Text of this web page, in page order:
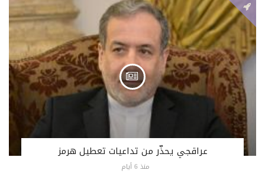
عراقجي يحذّر من تداعيات تعطيل هرمز
منذ 6 أيام